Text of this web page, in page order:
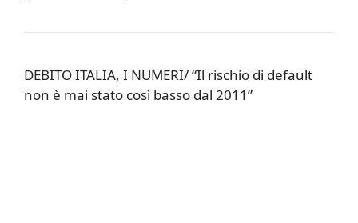
DEBITO ITALIA, I NUMERI/ “Il rischio di default
non è mai stato così basso dal 2011”